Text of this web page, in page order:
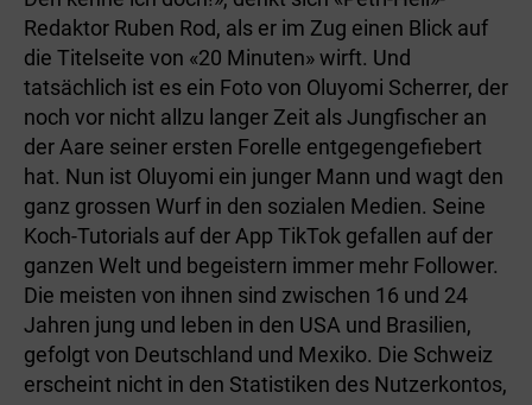
Redaktor Ruben Rod, als er im Zug einen Blick auf
die Titelseite von «20 Minuten» wirft. Und
tatsächlich ist es ein Foto von Oluyomi Scherrer, der
noch vor nicht allzu langer Zeit als Jungfischer an
der Aare seiner ersten Forelle entgegengefiebert
hat. Nun ist Oluyomi ein junger Mann und wagt den
ganz grossen Wurf in den sozialen Medien. Seine
Koch-Tutorials auf der App TikTok gefallen auf der
ganzen Welt und begeistern immer mehr Follower.
Die meisten von ihnen sind zwischen 16 und 24
Jahren jung und leben in den USA und Brasilien,
gefolgt von Deutschland und Mexiko. Die Schweiz
erscheint nicht in den Statistiken des Nutzerkontos,